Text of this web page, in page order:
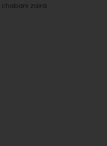
chabani zaira